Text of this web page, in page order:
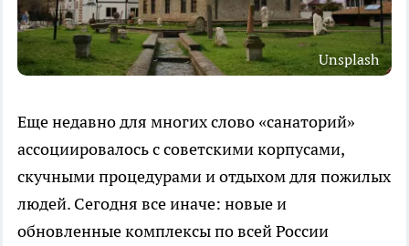
Unsplash
Еще недавно для многих слово «санаторий»
ассоциировалось с советскими корпусами,
скучными процедурами и отдыхом для пожилых
людей. Сегодня все иначе: новые и
обновленные комплексы по всей России